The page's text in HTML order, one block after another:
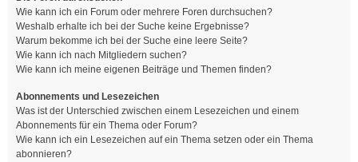
Wie kann ich ein Forum oder mehrere Foren durchsuchen?
Weshalb erhalte ich bei der Suche keine Ergebnisse?
Warum bekomme ich bei der Suche eine leere Seite?
Wie kann ich nach Mitgliedern suchen?
Wie kann ich meine eigenen Beiträge und Themen finden?
Abonnements und Lesezeichen
Was ist der Unterschied zwischen einem Lesezeichen und einem
Abonnements für ein Thema oder Forum?
Wie kann ich ein Lesezeichen auf ein Thema setzen oder ein Thema
abonnieren?